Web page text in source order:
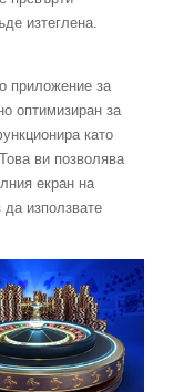
изтеглена.
приложение за
оптимизиран за
като
ви позволява
екран на
използвате